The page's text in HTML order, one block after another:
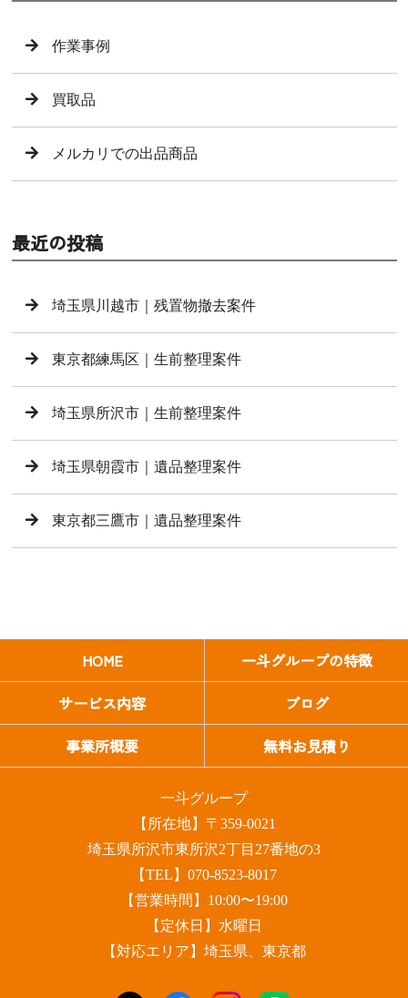
作業事例
買取品
メルカリでの出品商品
最近の投稿
埼玉県川越市｜残置物撤去案件
東京都練馬区｜生前整理案件
埼玉県所沢市｜生前整理案件
埼玉県朝霞市｜遺品整理案件
東京都三鷹市｜遺品整理案件
HOME
一斗グループの特徴
サービス内容
ブログ
事業所概要
無料お見積り
一斗グループ
【所在地】〒359-0021
埼玉県所沢市東所沢2丁目27番地の3
【TEL】070-8523-8017
【営業時間】10:00〜19:00
【定休日】水曜日
【対応エリア】埼玉県、東京都